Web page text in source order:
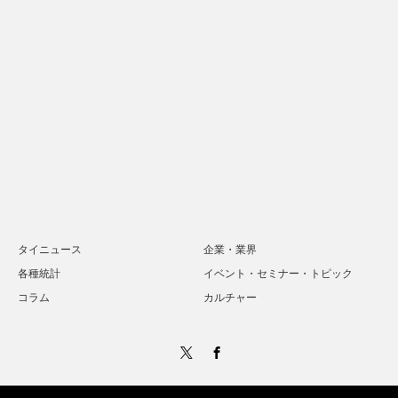
タイニュース
企業・業界
各種統計
イベント・セミナー・トピック
コラム
カルチャー